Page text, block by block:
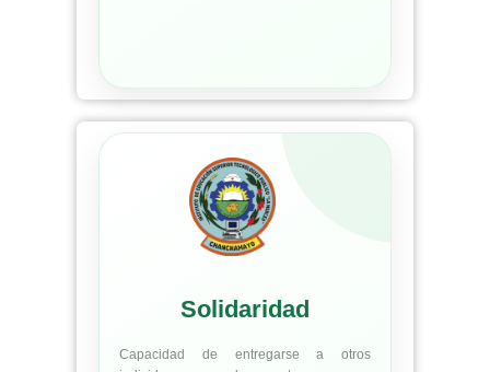
Solidaridad
Capacidad de entregarse a otros